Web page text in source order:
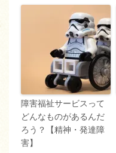
障害福祉サービスって
どんなものがあるんだ
ろう？【精神・発達障
害】